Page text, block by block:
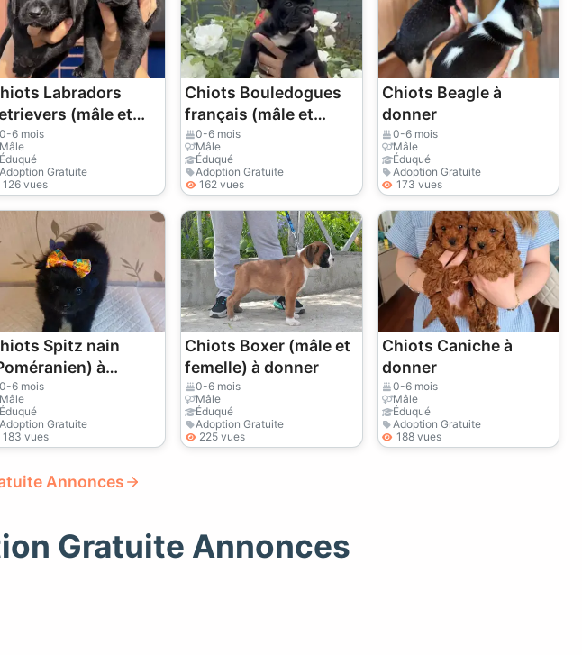
Labradors
(mâle et
à donner
0-6 mois
Adoption Gratuite
126 vues
Chiots Bouledogues
français (mâle et
femelle) à donner
0-6 mois
Mâle
Éduqué
Adoption Gratuite
162 vues
Chiots Beagle à
donner
0-6 mois
Mâle
Éduqué
Adoption Gratuite
173 vues
Spitz nain
à
0-6 mois
Adoption Gratuite
183 vues
Chiots Boxer (mâle et
femelle) à donner
0-6 mois
Mâle
Éduqué
Adoption Gratuite
225 vues
Chiots Caniche à
donner
0-6 mois
Mâle
Éduqué
Adoption Gratuite
188 vues
Annonces
Gratuite Annonces